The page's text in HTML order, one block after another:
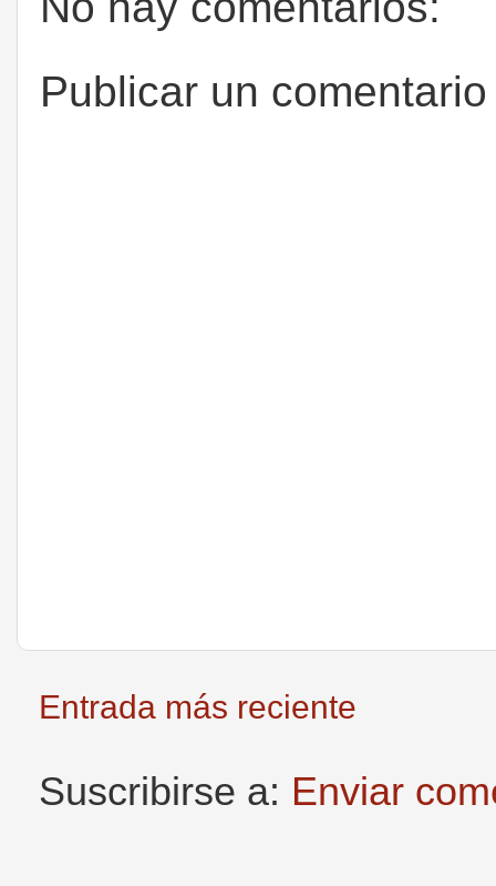
Publicar un comentario
Entrada más reciente
Suscribirse a: Enviar